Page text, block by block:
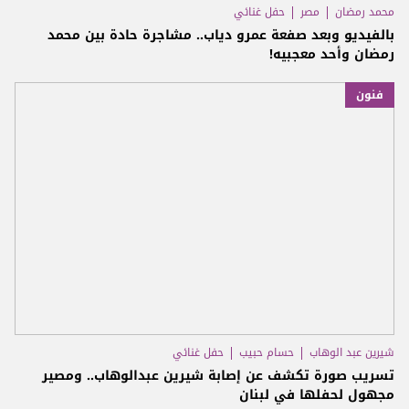
محمد رمضان مصر حفل غنائي
بالفيديو وبعد صفعة عمرو دياب.. مشاجرة حادة بين محمد
رمضان وأحد معجبيه!
فنون
شيرين عبد الوهاب حسام حبيب حفل غنائي
تسريب صورة تكشف عن إصابة شيرين عبدالوهاب.. ومصير
مجهول لحفلها في لبنان